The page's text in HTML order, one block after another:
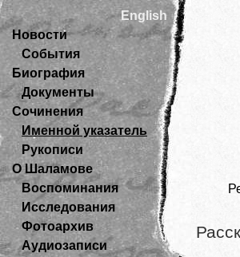
English
Новости
События
Биография
Документы
Сочинения
Именной указатель
Рукописи
О Шаламове
Воспоминания
Исследования
Фотоархив
Аудиозаписи